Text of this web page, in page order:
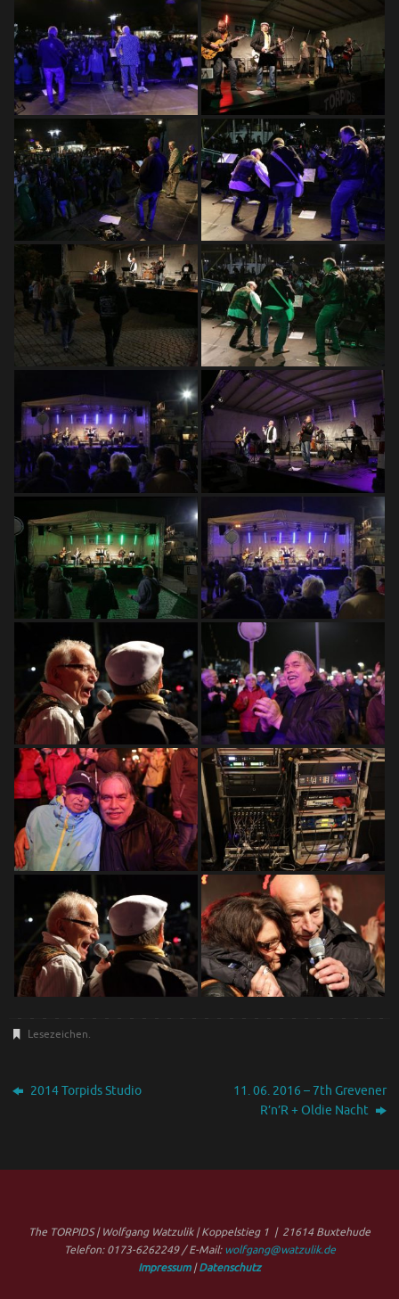
Lesezeichen.
2014 Torpids Studio
11. 06. 2016 – 7th Grevener
R’n’R + Oldie Nacht
The TORPIDS | Wolfgang Watzulik | Koppelstieg 1 | 21614 Buxtehude
Telefon: 0173-6262249 / E-Mail:wolfgang@watzulik.de
Impressum|Datenschutz